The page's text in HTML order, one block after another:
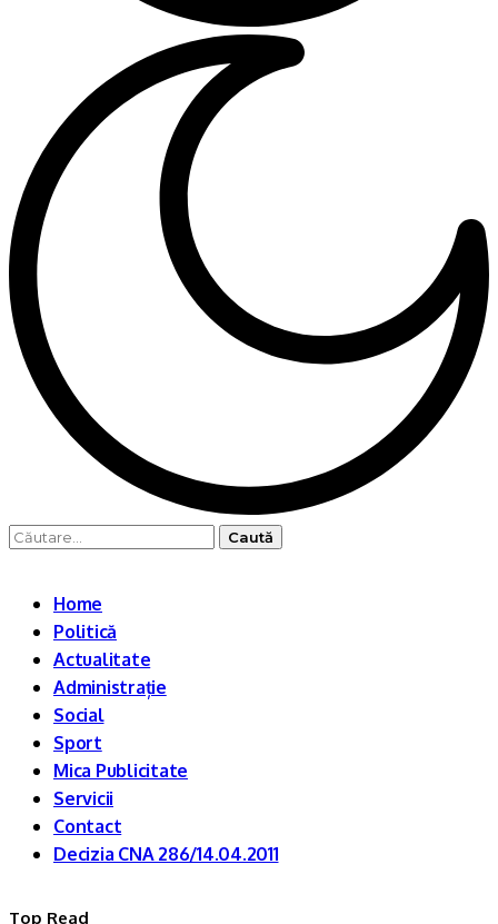
Caută
Home
Politică
Actualitate
Administrație
Social
Sport
Mica Publicitate
Servicii
Contact
Decizia CNA 286/14.04.2011
Top Read